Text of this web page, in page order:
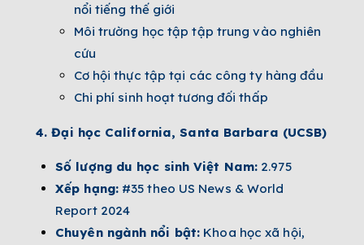
nổi tiếng thế giới
Môi trường học tập tập trung vào nghiên
cứu
Cơ hội thực tập tại các công ty hàng đầu
Chi phí sinh hoạt tương đối thấp
4. Đại học California, Santa Barbara (UCSB)
Số lượng du học sinh Việt Nam: 2.975
Xếp hạng:#35 theo US News & World
Report 2024
Chuyên ngành nổi bật: Khoa học xã hội,